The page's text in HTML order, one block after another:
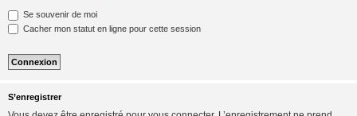
Se souvenir de moi
Cacher mon statut en ligne pour cette session
S’enregistrer